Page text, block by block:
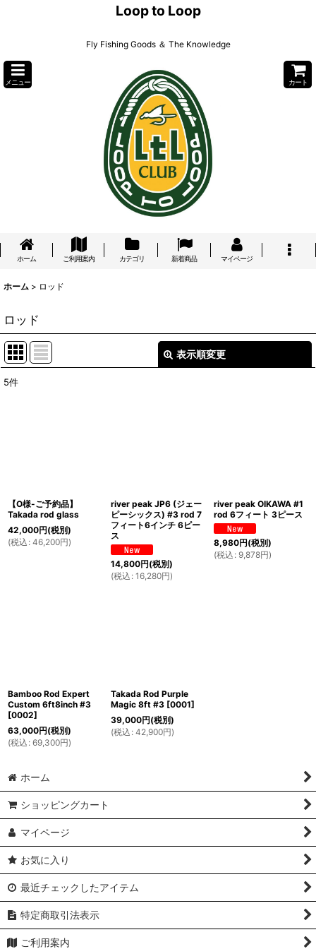
Loop to Loop
Fly Fishing Goods ＆ The Knowledge
メニュー カート
ホーム ご利用案内 カテゴリ 新着商品 マイページ
ホーム > ロッド
ロッド
表示順変更
5件
【O様-ご予約品】
Takada rod glass
42,000円(税別)
(税込 : 46,200円)
river peak JP6 (ジェー
ピーシックス) #3 rod 7
フィート6インチ 6ピー
ス
14,800円(税別)
(税込 : 16,280円)
river peak OIKAWA #1
rod 6フィート 3ピース
8,980円(税別)
(税込 : 9,878円)
Bamboo Rod Expert
Custom 6ft8inch #3
[0002]
63,000円(税別)
(税込 : 69,300円)
Takada Rod Purple
Magic 8ft #3 [0001]
39,000円(税別)
(税込 : 42,900円)
ホーム
ショッピングカート
マイページ
お気に入り
最近チェックしたアイテム
特定商取引法表示
ご利用案内